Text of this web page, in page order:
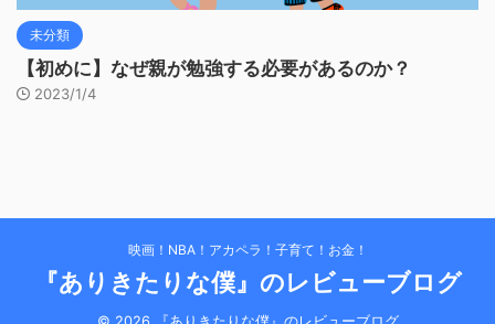
未分類
【初めに】なぜ親が勉強する必要があるのか？
2023/1/4
映画！NBA！アカペラ！子育て！お金！
『ありきたりな僕』のレビューブログ